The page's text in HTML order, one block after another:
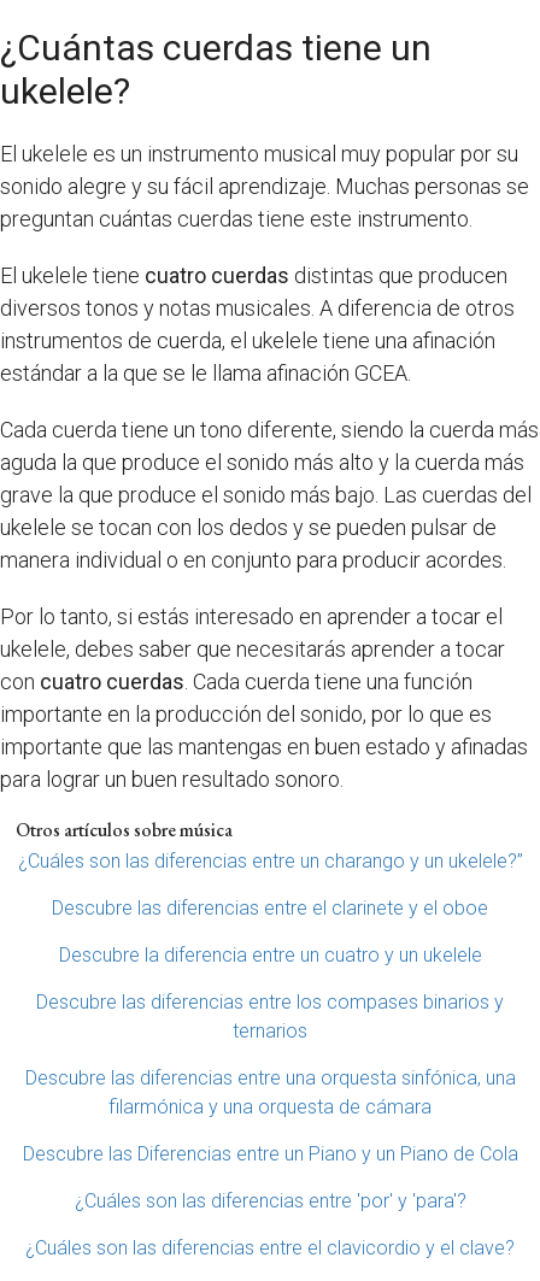
¿Cuántas cuerdas tiene un
ukelele?
El ukelele es un instrumento musical muy popular por su
sonido alegre y su fácil aprendizaje. Muchas personas se
preguntan cuántas cuerdas tiene este instrumento.
El ukelele tiene cuatro cuerdas distintas que producen
diversos tonos y notas musicales. A diferencia de otros
instrumentos de cuerda, el ukelele tiene una afinación
estándar a la que se le llama afinación GCEA.
Cada cuerda tiene un tono diferente, siendo la cuerda más
aguda la que produce el sonido más alto y la cuerda más
grave la que produce el sonido más bajo. Las cuerdas del
ukelele se tocan con los dedos y se pueden pulsar de
manera individual o en conjunto para producir acordes.
Por lo tanto, si estás interesado en aprender a tocar el
ukelele, debes saber que necesitarás aprender a tocar
con cuatro cuerdas . Cada cuerda tiene una función
importante en la producción del sonido, por lo que es
importante que las mantengas en buen estado y afinadas
para lograr un buen resultado sonoro.
Otros artículos sobre música
¿Cuáles son las diferencias entre un charango y un ukelele?”
Descubre las diferencias entre el clarinete y el oboe
Descubre la diferencia entre un cuatro y un ukelele
Descubre las diferencias entre los compases binarios y
ternarios
Descubre las diferencias entre una orquesta sinfónica, una
filarmónica y una orquesta de cámara
Descubre las Diferencias entre un Piano y un Piano de Cola
¿Cuáles son las diferencias entre 'por' y 'para'?
¿Cuáles son las diferencias entre el clavicordio y el clave?